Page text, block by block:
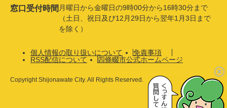
の
窓口受付時間 月曜日から金曜日の9時00分から16時30分まで
（土日、祝日及び12月29日から翌年1月3日まで
を除く）
個人情報の取り扱いについて
免責事項
RSS配信について
四條畷市公式ホームページ
Copyright Shijonawate City. All Rights Reserved.